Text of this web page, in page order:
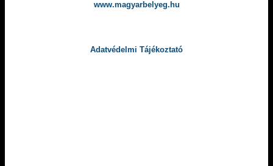
www.magyarbelyeg.hu
Adatvédelmi Tájékoztató